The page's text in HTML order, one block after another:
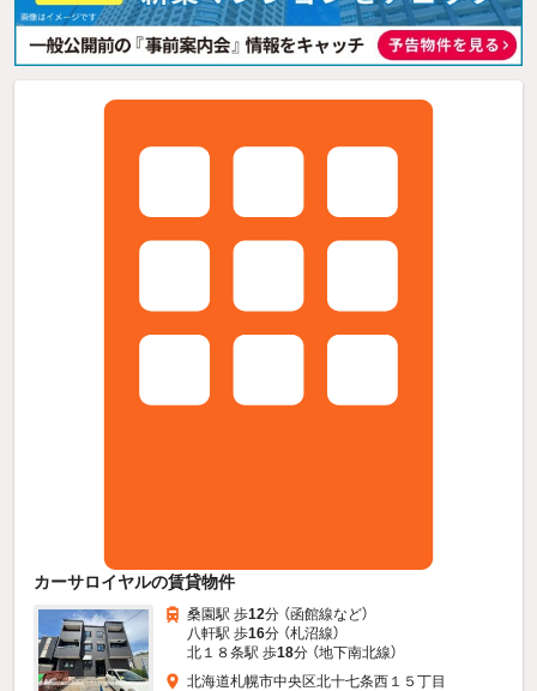
カーサロイヤルの賃貸物件
桑園駅 歩12分 （函館線など）
八軒駅 歩16分 （札沼線）
北１８条駅 歩18分 （地下南北線）
北海道札幌市中央区北十七条西１５丁目